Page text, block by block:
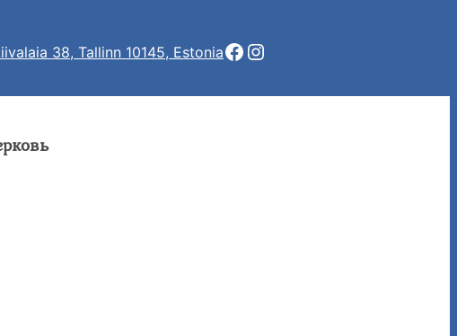
38, Tallinn 10145, EstoniaFacebook
Instagram